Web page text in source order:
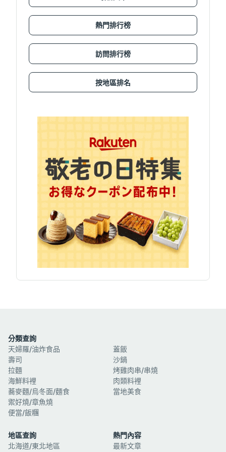
熱門排行榜
訪問排行榜
按地區排名
分類查詢
天婦羅/油炸食品
壽司
拉麵
海鮮料裡
蕎麥麵/烏冬面/麵食
禦好燒/章魚燒
便當/飯糰
蓋飯
沙鍋
烤雞肉串/串燒
肉類料裡
當地美食
地區查詢
北海道/東北地區
熱門內容
最新文章